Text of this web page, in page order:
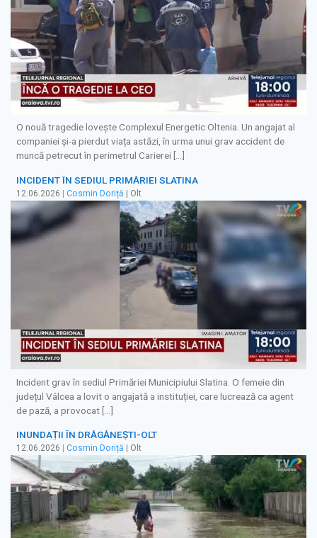
O nouă tragedie lovește Complexul Energetic Oltenia. Un angajat al
companiei și-a pierdut viața astăzi, în urma unui grav accident de
muncă petrecut în perimetrul Carierei […]
INCIDENT ÎN SEDIUL PRIMĂRIEI SLATINA
12.06.2026 | Cosmin Doriță | Olt
Incident grav în sediul Primăriei Municipiului Slatina. O femeie din
județul Vâlcea a lovit o angajată a instituției, care lucrează ca agent
de pază, a provocat […]
INUNDAȚII ÎN DRĂGĂNEȘTI-OLT
12.06.2026 Cosmin Doriță | Olt